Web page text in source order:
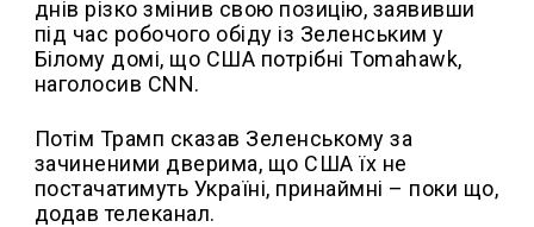
днів різко змінив свою позицію, заявивши
під час робочого обіду із Зеленським у
Білому домі, що США потрібні Tomahawk,
наголосив CNN.
Потім Трамп сказав Зеленському за
зачиненими дверима, що США їх не
постачатимуть Україні, принаймні – поки що,
додав телеканал.